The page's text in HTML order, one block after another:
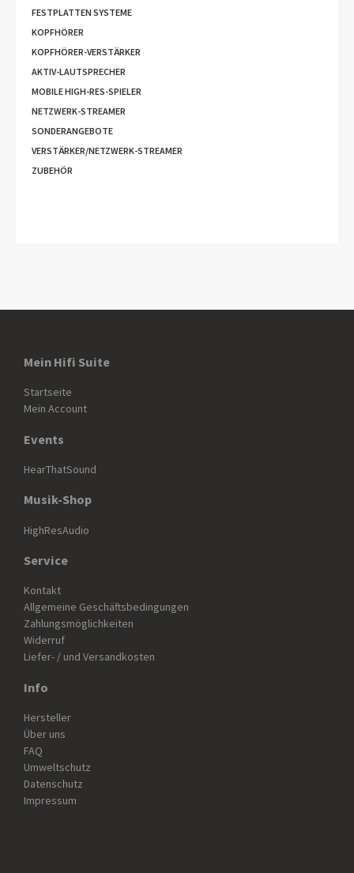
FESTPLATTEN SYSTEME
KOPFHÖRER
KOPFHÖRER-VERSTÄRKER
AKTIV-LAUTSPRECHER
MOBILE HIGH-RES-SPIELER
NETZWERK-STREAMER
SONDERANGEBOTE
VERSTÄRKER/NETZWERK-STREAMER
ZUBEHÖR
Mein Hifi Suite
Startseite
Mein Account
Events
HearThatSound
Musik-Shop
HighResAudio
Service
Kontakt
Allgemeine Geschäftsbedingungen
Zahlungsmöglichkeiten
Widerruf
Liefer- / und Versandkosten
Info
Hersteller
Über uns
FAQ
Umweltschutz
Datenschutz
Impressum